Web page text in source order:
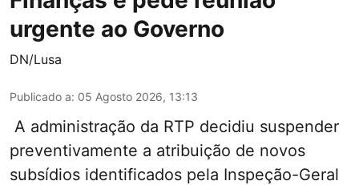
urgente ao Governo
DN/Lusa
Publicado a: 05 Agosto 2026, 13:13
A administração da RTP decidiu suspender
preventivamente a atribuição de novos
subsídios identificados pela Inspeção-Geral